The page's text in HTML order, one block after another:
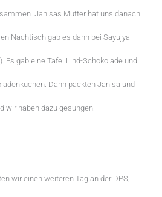
Janisas Mutter hat uns danach
Nachtisch gab es dann bei Sayujya
Es gab eine Tafel Lind-Schokolade und
Dann packten Janisa und
wir haben dazu gesungen.
wir einen weiteren Tag an der DPS,